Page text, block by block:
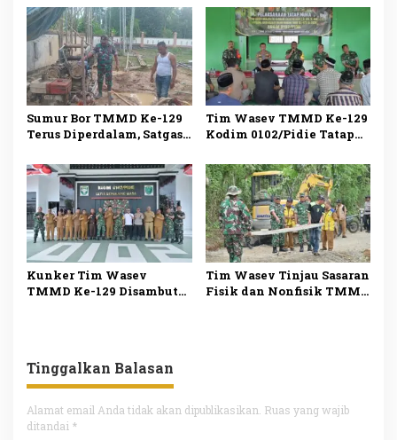
Pastikan Ibu dan Anak
Dapat Layanan Kesehatan
Optimal
Plester Dinding Terus
Dikebut
Sumur Bor TMMD Ke-129
Terus Diperdalam, Satgas
Kebutuhan Air Bersih
Warga dan Masjid
Tim Wasev TMMD Ke-129
Kodim 0102/Pidie Tatap
Salurkan Bantuan
Sembako sebagai Wujud
Kepedulian TNI
Kunker Tim Wasev
TMMD Ke-129 Disambut
Tim Wasev Tinjau Sasaran
Fisik dan Nonfisik TMMD
Tinggalkan Balasan
Alamat email Anda tidak akan dipublikasikan. Ruas yang wajib
ditandai *